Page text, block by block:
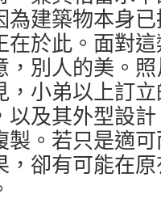
為建築物本身
在於此。面對
，別人的美。
，小弟以上訂
以及其外型設
製。若只是適
，卻有可能在